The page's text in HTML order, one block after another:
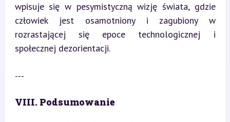
wpisuje się w pesymistyczną wizję świata, gdzie
człowiek jest osamotniony i zagubiony w
rozrastającej się epoce technologicznej i
społecznej dezorientacji.
---
VIII. Podsumowanie